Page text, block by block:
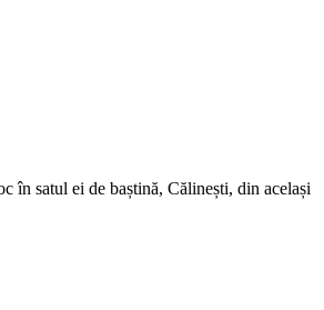
în satul ei de baștină, Călinești, din același